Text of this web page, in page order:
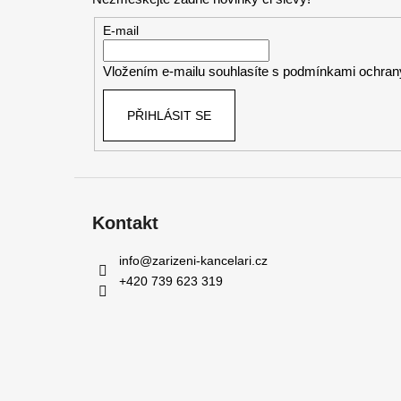
E-mail
Vložením e-mailu souhlasíte s podmínkami
PŘIHLÁSIT SE
Kontakt
info@zarizeni-kancelari.cz
+420 739 623 319